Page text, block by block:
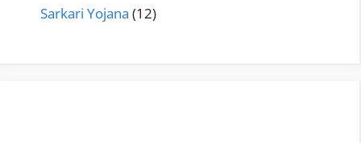
Sarkari Yojana (12)